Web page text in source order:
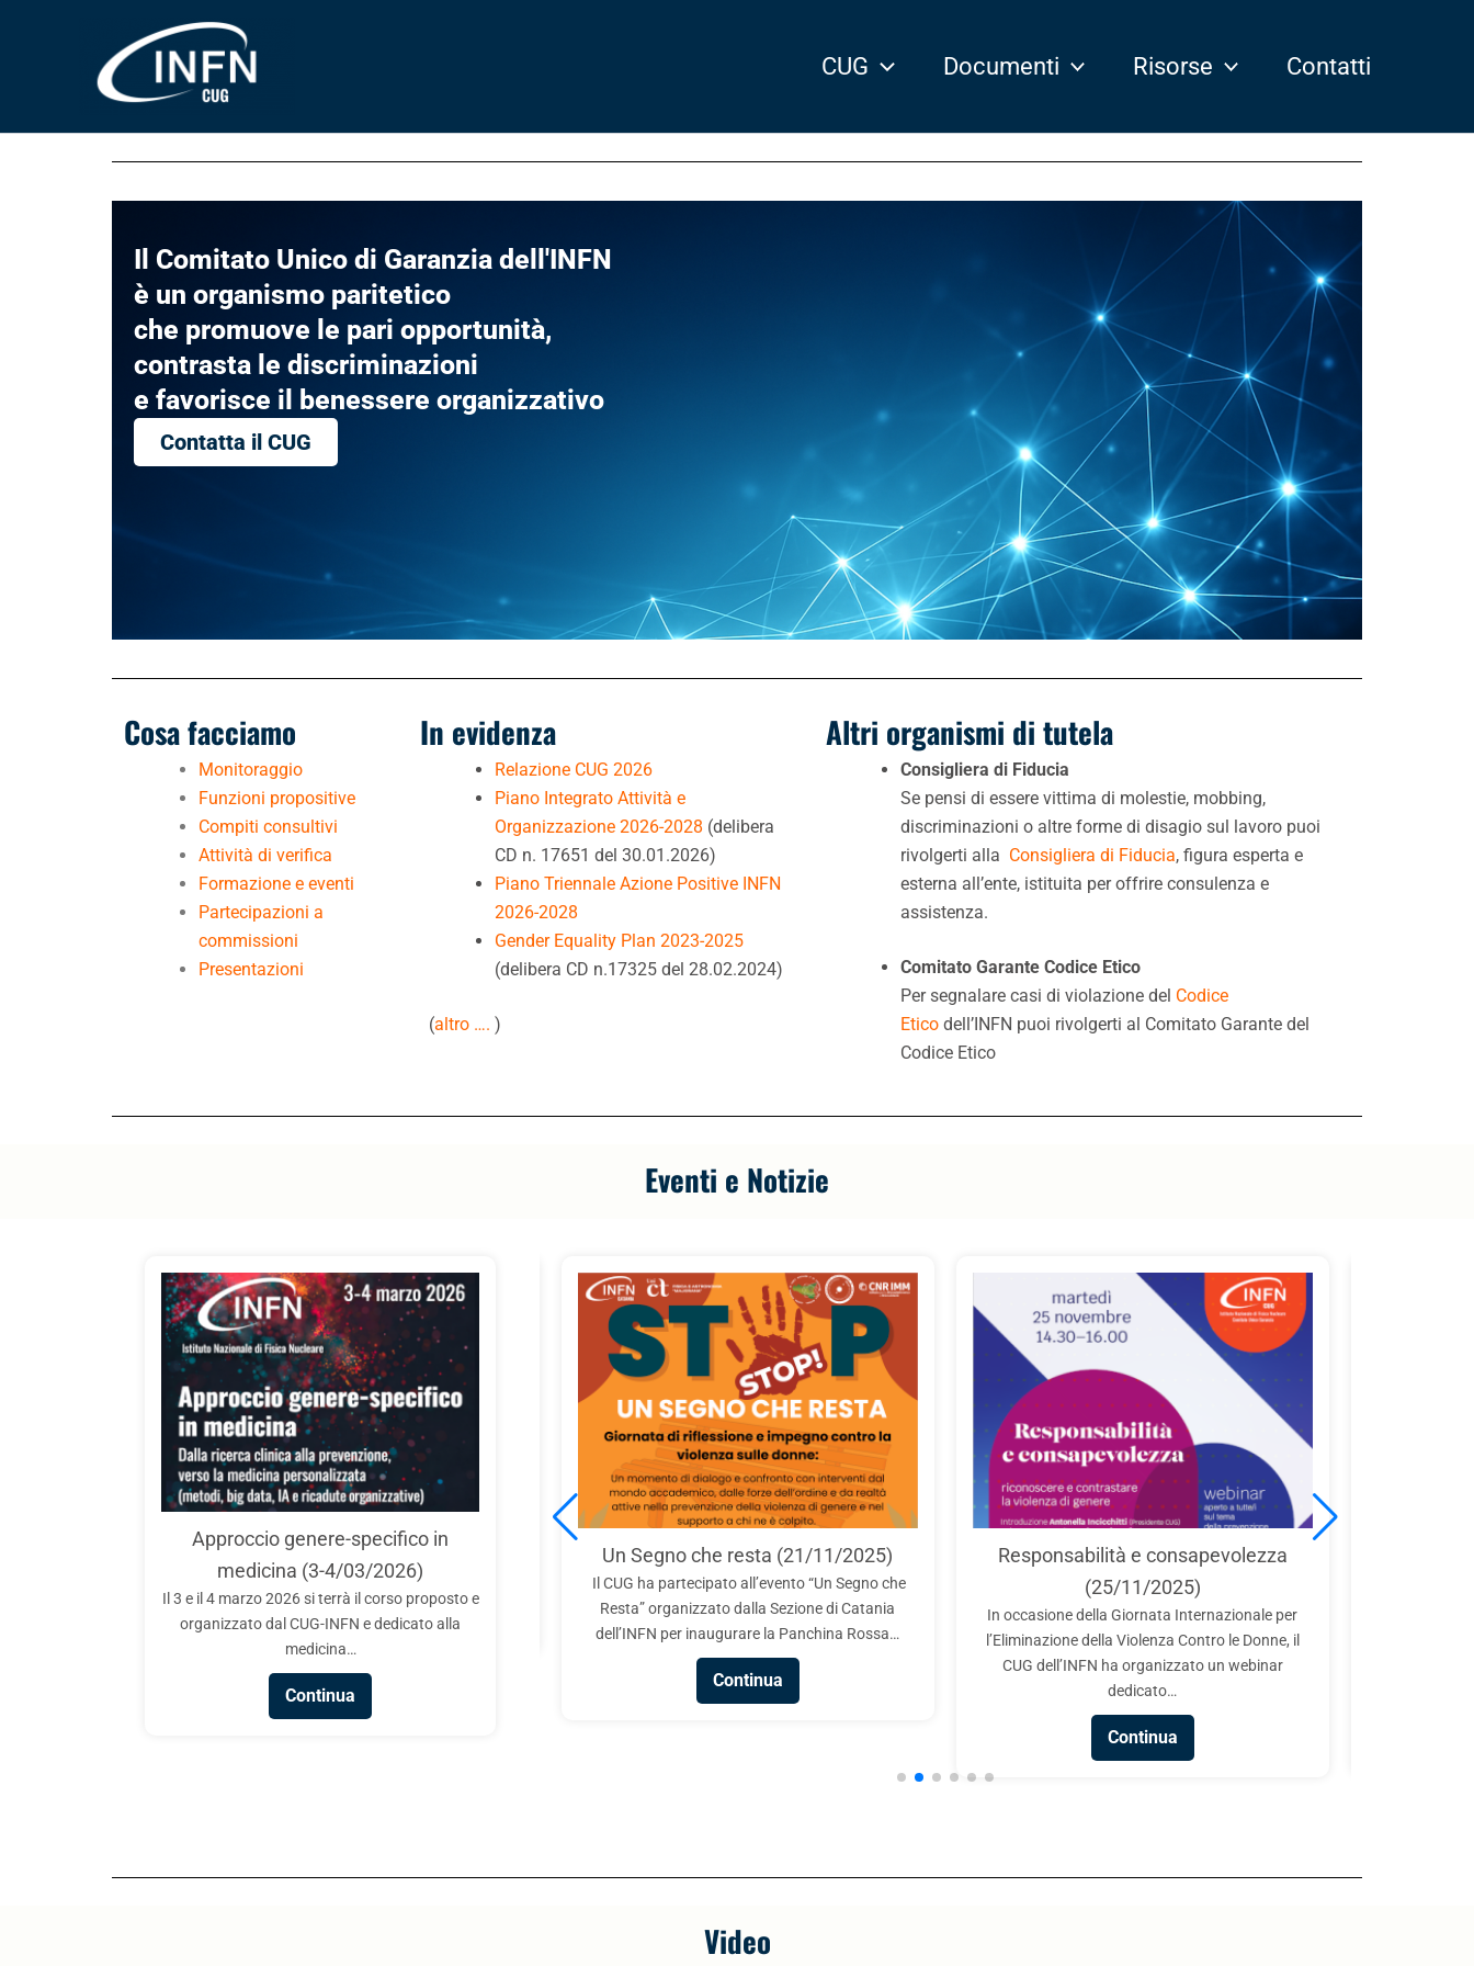
CUG Documenti Risorse Contatti
Il Comitato Unico di Garanzia dell'INFN
è un organismo paritetico
che promuove le pari opportunità,
contrasta le discriminazioni
e favorisce il benessere organizzativo
Contatta il CUG
Cosa facciamo
Monitoraggio
Funzioni propositive
Compiti consultivi
Attività di verifica
Formazione e eventi
Partecipazioni a
commissioni
Presentazioni
In evidenza
Relazione CUG 2026
Piano Integrato Attività e
Organizzazione 2026-2028(delibera
CD n. 17651 del 30.01.2026)
Piano Triennale Azione Positive INFN
2026-2028
Gender Equality Plan 2023-2025
(delibera CD n.17325 del 28.02.2024)
(altro …. )
Altri organismi di tutela
Consigliera di Fiducia
Se pensi di essere vittima di molestie, mobbing,
discriminazioni o altre forme di disagio sul lavoro puoi
rivolgerti alla Consigliera di Fiducia, figura esperta e
esterna all’ente, istituita per offrire consulenza e
assistenza.
Comitato Garante Codice Etico
Per segnalare casi di violazione del Codice
Eticodell’INFN puoi rivolgerti al Comitato Garante del
Codice Etico
Eventi e Notizie
Approccio genere-specifico in
medicina (3-4/03/2026)
Il 3 e il 4 marzo 2026 si terrà il corso proposto e
organizzato dal CUG-INFN e dedicato alla
medicina…
Continua
CUG – INFN: Chi vuol essere STEM sia!
Garanzia di ASI, ENEA, CREA, INAF, INAPP, ISS,
ISTAT e Sapienza Università…
Continua
Un Segno che resta (21/11/2025)
Il CUG ha partecipato all’evento “Un Segno che
Resta” organizzato dalla Sezione di Catania
dell’INFN per inaugurare la Panchina Rossa…
Continua
Responsabilità e consapevolezza
(25/11/2025)
In occasione della Giornata Internazionale per
l’Eliminazione della Violenza Contro le Donne, il
CUG dell’INFN ha organizzato un webinar
dedicato…
Continua
Video